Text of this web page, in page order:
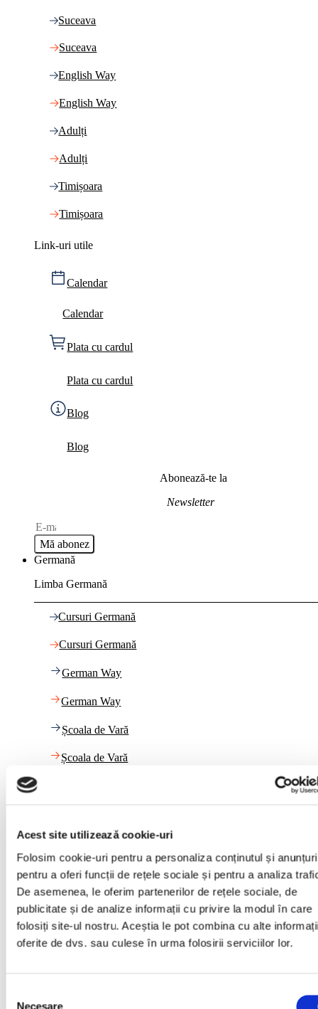
Acest site utilizează cookie-uri
Folosim cookie-uri pentru a personaliza conținutul și
pentru a oferi funcții de rețele sociale și pentru a analiza
De asemenea, le oferim partenerilor de rețele sociale, de
publicitate și de analize informații cu privire la modul în care
folosiți site-ul nostru. Aceștia le pot combina cu alte
oferite de dvs. sau culese în urma folosirii serviciilor lor.
Necesare
Suceava
Suceava
English Way
English Way
Adulți
Adulți
Timișoara
Timișoara
Link-uri utile
Calendar
Calendar
Plata cu cardul
Plata cu cardul
Blog
Blog
Abonează-te la
Newsletter
Mă abonez
Germană
Limba Germană
Cursuri Germană
Cursuri Germană
German Way
German Way
Școala de Vară
Școala de Vară
Link-uri utile
Calendar
Plata cu cardul
Plata cu cardul